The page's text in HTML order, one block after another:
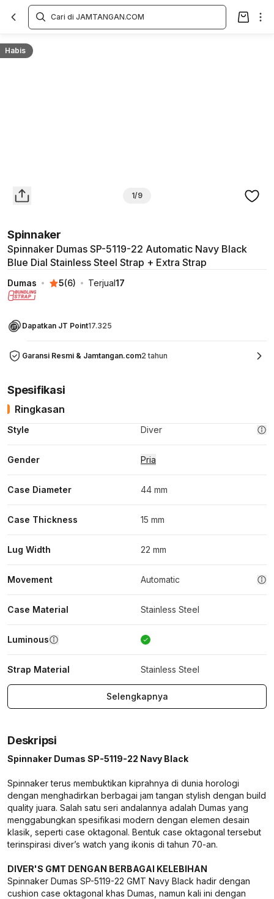
Habis
1/9
Spinnaker
Spinnaker Dumas SP-5119-22 Automatic Navy Black
Blue Dial Stainless Steel Strap + Extra Strap
Dumas 5(6) Terjual17
Dapatkan JT Point17.325
Garansi Resmi & Jamtangan.com2 tahun
Overview
Spesifikasi
Ringkasan
Style Diver
Gender Pria
Case Diameter 44 mm
Case Thickness 15 mm
Lug Width 22 mm
Movement Automatic
Case Material Stainless Steel
Luminous
Strap Material Stainless Steel
Selengkapnya
Deskripsi
Spinnaker Dumas SP-5119-22 Navy Black
Spinnaker terus membuktikan kiprahnya di dunia horologi
dengan menghadirkan berbagai jam tangan stylish dengan build
quality juara. Salah satu seri andalannya adalah Dumas yang
menggabungkan spesifikasi modern dengan elemen desain
klasik, seperti case oktagonal. Bentuk case oktagonal tersebut
terinspirasi diver’s watch yang ikonis di tahun 70-an.
DIVER'S GMT DENGAN BERBAGAI KELEBIHAN
Spinnaker Dumas SP-5119-22 GMT Navy Black hadir dengan
cushion case oktagonal khas Dumas, namun kali ini dengan